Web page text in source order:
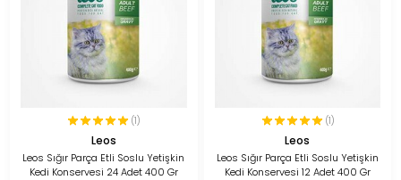
(1)
Leos
Leos Sığır Parça Etli Soslu Yetişkin
Kedi Konservesi 24 Adet 400 Gr
(1)
Leos
Leos Sığır Parça Etli Soslu Yetişkin
Kedi Konservesi 12 Adet 400 Gr